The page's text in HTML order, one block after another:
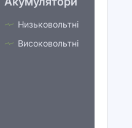
Низьковольтні
Високовольтні